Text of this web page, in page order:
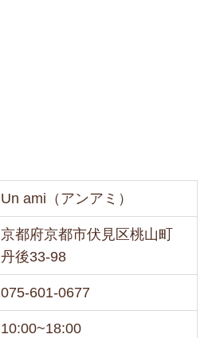
Un ami（アンアミ）
京都府京都市伏見区桃山町
丹後33-98
075-601-0677
10:00~18:00